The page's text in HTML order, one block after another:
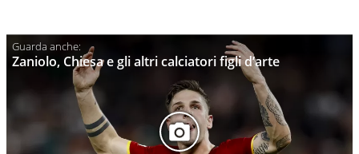
Zaniolo, Chiesa e gli altri calciatori figli d’arte